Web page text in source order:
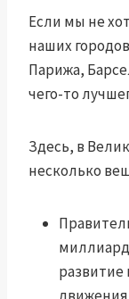
Если мы не
наших
Парижа,
чего-то
Здесь, в
несколько
развитие